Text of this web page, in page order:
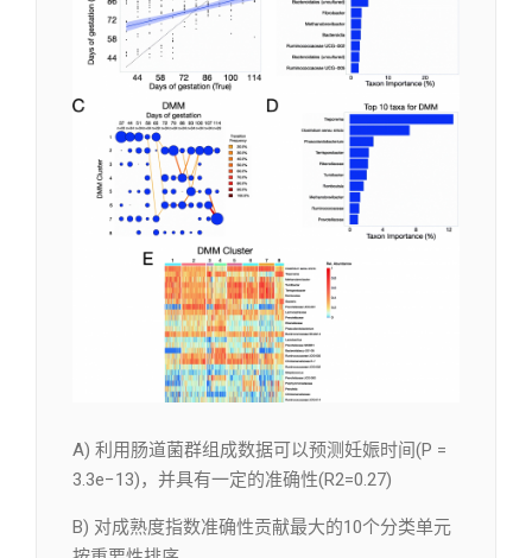
A) 利用肠道菌群组成数据可以预测妊娠时间(P =
3.3e−13)，并具有一定的准确性(R2=0.27)
B) 对成熟度指数准确性贡献最大的10个分类单元